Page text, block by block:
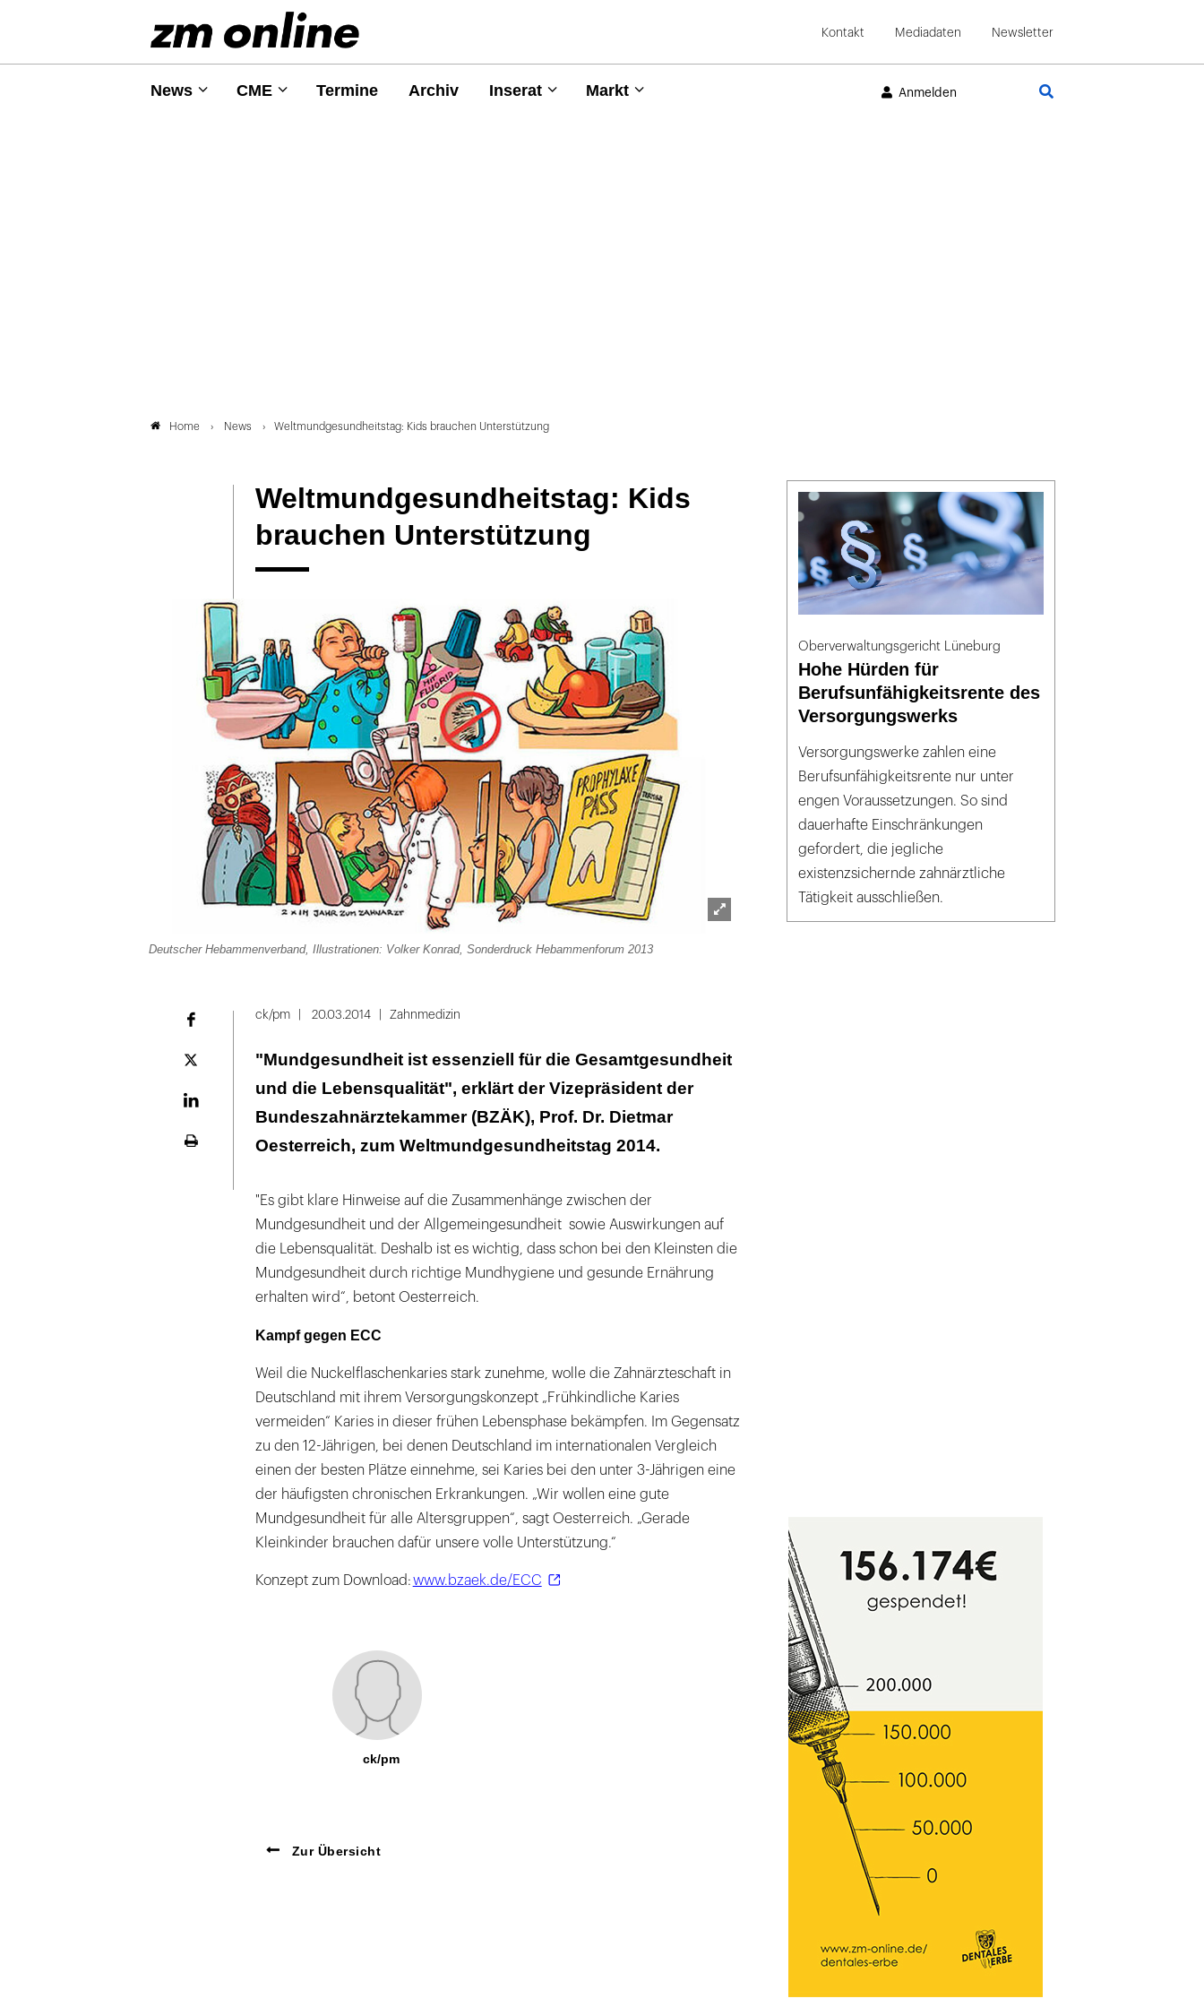
Kontakt Mediadaten Newsletter
News CME Termine Archiv Inserat Markt Anmelden
Home News Weltmundgesundheitstag: Kids brauchen Unterstützung
Weltmundgesundheitstag: Kids
brauchen Unterstützung
Deutscher Hebammenverband, Illustrationen: Volker Konrad, Sonderdruck Hebammenforum 2013
Plattform
ck/pm 20.03.2014 Zahnmedizin
"Mundgesundheit ist essenziell für die Gesamtgesundheit
und die Lebensqualität", erklärt der Vizepräsident der
Bundeszahnärztekammer (BZÄK), Prof. Dr. Dietmar
Oesterreich, zum Weltmundgesundheitstag 2014.
"Es gibt klare Hinweise auf die Zusammenhänge zwischen der
Mundgesundheit und der Allgemeingesundheit sowie Auswirkungen auf
die Lebensqualität. Deshalb ist es wichtig, dass schon bei den Kleinsten die
Mundgesundheit durch richtige Mundhygiene und gesunde Ernährung
erhalten wird“, betont Oesterreich.
Kampf gegen ECC
Weil die Nuckelflaschenkaries stark zunehme, wolle die Zahnärzteschaft in
Deutschland mit ihrem Versorgungskonzept „Frühkindliche Karies
vermeiden“ Karies in dieser frühen Lebensphase bekämpfen. Im Gegensatz
zu den 12-Jährigen, bei denen Deutschland im internationalen Vergleich
einen der besten Plätze einnehme, sei Karies bei den unter 3-Jährigen eine
der häufigsten chronischen Erkrankungen. „Wir wollen eine gute
Mundgesundheit für alle Altersgruppen“, sagt Oesterreich. „Gerade
Kleinkinder brauchen dafür unsere volle Unterstützung.“
Konzept zum Download:www.bzaek.de/ECC
ck/pm
Zur Übersicht
Oberverwaltungsgericht Lüneburg
Hohe Hürden für
Berufsunfähigkeitsrente des
Versorgungswerks
Versorgungswerke zahlen eine
Berufsunfähigkeitsrente nur unter
engen Voraussetzungen. So sind
dauerhafte Einschränkungen
gefordert, die jegliche
existenzsichernde zahnärztliche
Tätigkeit ausschließen.